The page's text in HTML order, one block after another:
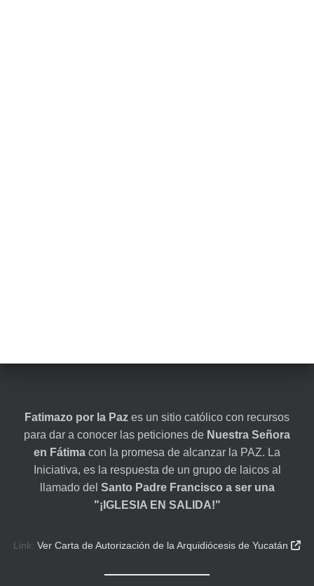
Fatimazo por la Paz es un sitio católico con recursos
para dar a conocer las peticiones de Nuestra Señora
en Fátima con la promesa de alcanzar la PAZ. La
Iniciativa, es la respuesta de un grupo de laicos al
llamado del Santo Padre Francisco a ser una
"¡IGLESIA EN SALIDA!"
Link: Ver Carta de Autorización de la Arquidiócesis de Yucatán 